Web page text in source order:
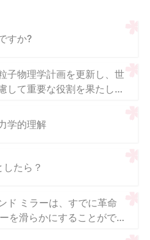
すか?
子物理学計画を更新し、世
して重要な役割を果たしま
学的理解
たら？
ド ミラーは、すでに革命
を滑らかにすることがで